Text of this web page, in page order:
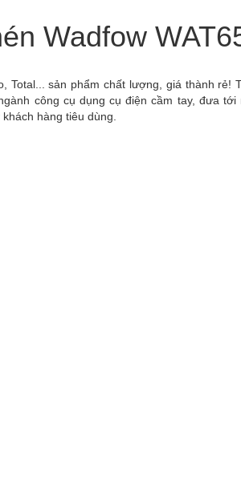
Wadfow
Total... sản phẩm chất lượng, giá thành rẻ!
công cụ dụng cụ điện cầm tay, đưa tới
hàng tiêu dùng.